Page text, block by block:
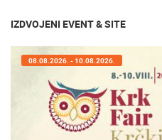
IZDVOJENI EVENT & SITE